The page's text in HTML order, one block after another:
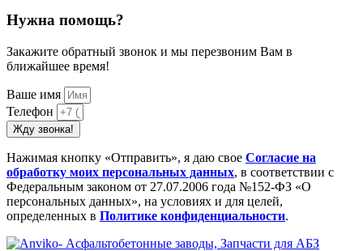
Нужна помощь?
Закажите обратный звонок и мы перезвоним Вам в
ближайшее время!
Ваше имя
Телефон
Жду звонка!
Нажимая кнопку «Отправить», я даю свое Cогласие на
обработку моих персональных данных, в соответствии с
Федеральным законом от 27.07.2006 года №152-ФЗ «О
персональных данных», на условиях и для целей,
определенных в Политике конфиденциальности.